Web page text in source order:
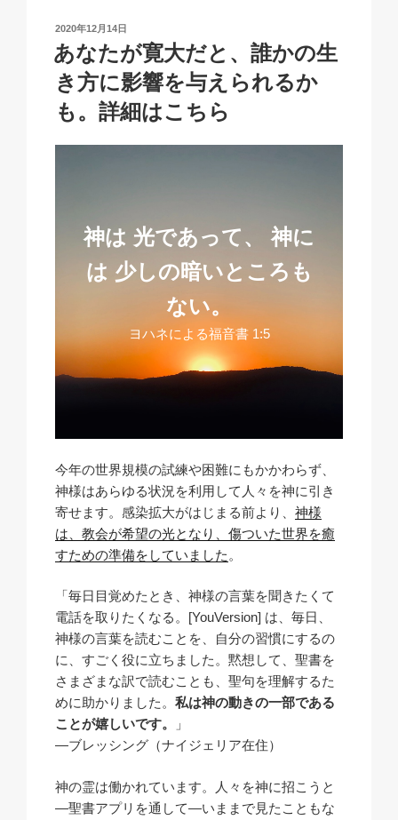
n
k
o
k
p
at
投
稿
日:
2020年12月14日
あなたが寛大だと、誰かの生
き方に影響を与えられるか
も。詳細はこちら
神は 光であって、
神に
は 少しの暗いところも
ない。
ヨハネによる福音書 1:5
今年の世界規模の試練や困難にもかかわらず、
神様はあらゆる状況を利用して人々を神に引き
寄せます。感染拡大がはじまる前より、 神様
は、教会が希望の光となり、傷ついた世界を癒
すための準備をしていました 。
「毎日目覚めたとき、神様の言葉を聞きたくて
電話を取りたくなる。[YouVersion] は、毎日、
神様の言葉を読むことを、自分の習慣にするの
に、すごく役に立ちました。黙想して、聖書を
さまざまな訳で読むことも、聖句を理解するた
めに助かりました。 私は神の動きの一部である
ことが嬉しいです。
」
―ブレッシング（ナイジェリア在住）
神の霊は働かれています。人々を神に招こうと
―聖書アプリ を通して―いままで見たこともな